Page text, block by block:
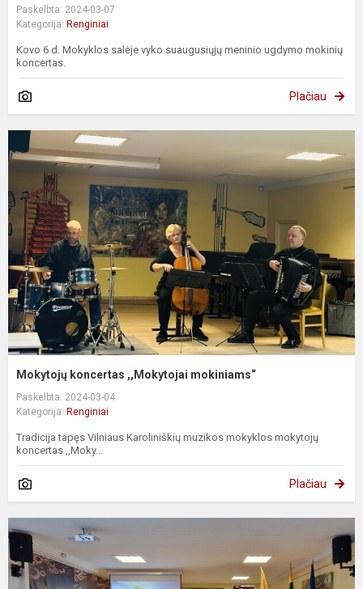
Paskelbta: 2024-03-07
Kategorija: Renginiai
Kovo 6 d. Mokyklos salėje vyko suaugusiųjų meninio ugdymo mokinių
koncertas.
Plačiau
Mokytojų koncertas ,,Mokytojai mokiniams“
Paskelbta: 2024-03-04
Kategorija: Renginiai
Tradicija tapęs Vilniaus Karoliniškių muzikos mokyklos mokytojų
koncertas ,,Moky...
Plačiau